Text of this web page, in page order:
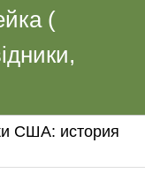
(
США: ис­то­рия